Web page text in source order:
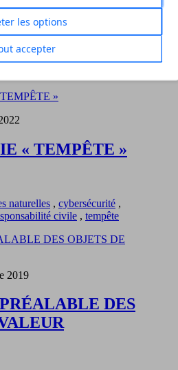
« TEMPÊTE »
naturelles , cybersécurité ,
civile , tempête
2019
DES
les options
accepter